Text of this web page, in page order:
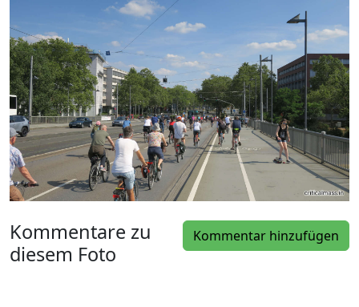
Kommentar hinzufügen
Kommentare zu
diesem Foto